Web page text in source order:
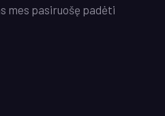
mes pasiruošę padėti